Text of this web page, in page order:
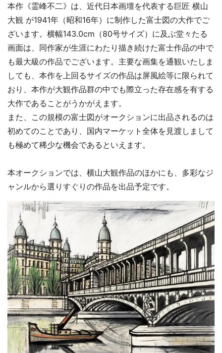
本作《霊峰不二》は、近代日本画壇を代表する巨匠 横山
大観 が1941年（昭和16年）に制作した富士図の大作でご
ざいます。横幅143.0cm（80号サイズ）に及ぶ堂々たる
画面は、同作家が生涯にわたり描き続けた富士作品の中で
も最大級の作品でございます。主要な画集を通観いたしま
しても、本作を上回るサイズの作品は屏風絵等に限られて
おり、本作が大観作品群の中でも際立った存在感を有する
大作であることがうかがえます。
また、この規模の富士図がオークションに出品されるのは
初めてのことであり、国内マーケット全体を見渡しまして
も極めて稀少な機会であるといえます。
本オークションでは、横山大観作品のほかにも、多彩なジ
ャンルから選りすぐりの作品を出品予定です。